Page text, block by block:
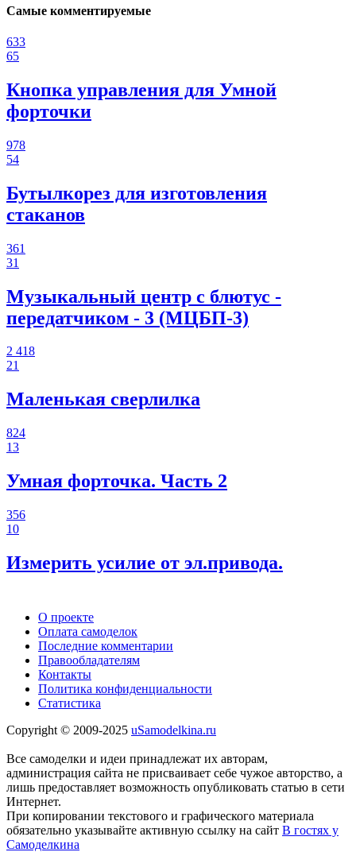
Самые комментируемые
633
65
Кнопка управления для Умной
форточки
978
54
Бутылкорез для изготовления
стаканов
361
31
Музыкальный центр с блютус -
передатчиком - 3 (МЦБП-3)
2 418
21
Маленькая сверлилка
824
13
Умная форточка. Часть 2
356
10
Измерить усилие от эл.привода.
О проекте
Оплата самоделок
Последние комментарии
Правообладателям
Контакты
Политика конфиденциальности
Статистика
Copyright © 2009-2025 uSamodelkina.ru
Все самоделки и идеи принадлежат их авторам,
администрация сайта не присваивает себе чужое авторство, а
лишь предоставляет возможность опубликовать статью в сети
Интернет.
При копировании текстового и графического материала
обязательно указывайте активную ссылку на сайт В гостях у
Самоделкина